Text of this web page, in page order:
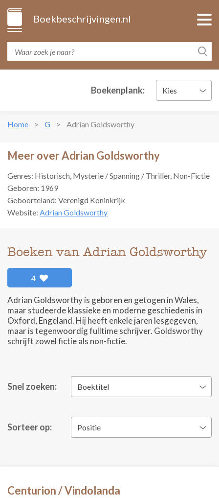
Boekbeschrijvingen.nl
Boekenplank: Kies
Home G Adrian Goldsworthy
Meer over Adrian Goldsworthy
Genres: Historisch, Mysterie / Spanning / Thriller, Non-Fictie
Geboren: 1969
Geboorteland: Verenigd Koninkrijk
Website: Adrian Goldsworthy
Boeken van Adrian Goldsworthy
4
Adrian Goldsworthy is geboren en getogen in Wales,
maar studeerde klassieke en moderne geschiedenis in
Oxford, Engeland. Hij heeft enkele jaren lesgegeven,
maar is tegenwoordig fulltime schrijver. Goldsworthy
schrijft zowel fictie als non-fictie.
Snel zoeken: Boektitel
Sorteer op: Positie
Centurion / Vindolanda